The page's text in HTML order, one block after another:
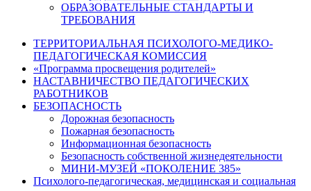
ОБРАЗОВАТЕЛЬНЫЕ СТАНДАРТЫ И
ТРЕБОВАНИЯ
ТЕРРИТОРИАЛЬНАЯ ПСИХОЛОГО-МЕДИКО-
ПЕДАГОГИЧЕСКАЯ КОМИССИЯ
«Программа просвещения родителей»
НАСТАВНИЧЕСТВО ПЕДАГОГИЧЕСКИХ
РАБОТНИКОВ
БЕЗОПАСНОСТЬ
Дорожная безопасность
Пожарная безопасность
Информационная безопасность
Безопасность собственной жизнедеятельности
МИНИ-МУЗЕЙ «ПОКОЛЕНИЕ 385»
Психолого-педагогическая, медицинская и социальная